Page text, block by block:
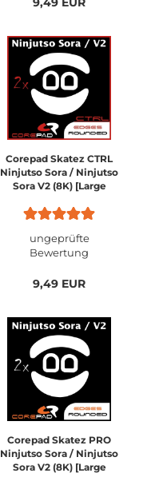
Corepad Skatez CTRL
Ninjutso Sora / Ninjutso
Sora V2 (8K) [Large
ungeprüfte
Bewertung
9,49 EUR
Corepad Skatez PRO
Ninjutso Sora / Ninjutso
Sora V2 (8K) [Large